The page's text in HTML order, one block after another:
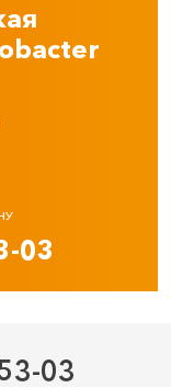
03
03